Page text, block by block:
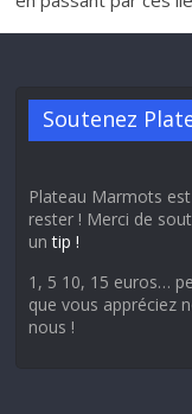
Soutenez
Plateau Marmots
rester ! Merci de
untip !
1, 5 10, 15 euros…
que vous appréciez
nous !